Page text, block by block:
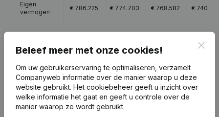
Eigen
vermogen
€ 786.225 € 774.703 € 768.582 €
Publicatiesvan Agri Loisirs
Beleef meer met onze cookies!
Om uw gebruikerservaring te optimaliseren, verzamelt
Companyweb informatie over de manier waarop u deze
website gebruikt. Het cookiebeheer geeft u inzicht over
welke informatie het gaat en geeft u controle over de
manier waarop ze wordt gebruikt.